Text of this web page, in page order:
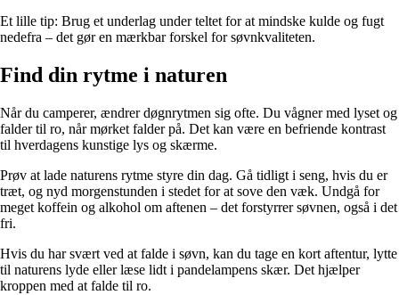
Et lille tip: Brug et underlag under teltet for at mindske kulde og fugt
nedefra – det gør en mærkbar forskel for søvnkvaliteten.
Find din rytme i naturen
Når du camperer, ændrer døgnrytmen sig ofte. Du vågner med lyset og
falder til ro, når mørket falder på. Det kan være en befriende kontrast
til hverdagens kunstige lys og skærme.
Prøv at lade naturens rytme styre din dag. Gå tidligt i seng, hvis du er
træt, og nyd morgenstunden i stedet for at sove den væk. Undgå for
meget koffein og alkohol om aftenen – det forstyrrer søvnen, også i det
fri.
Hvis du har svært ved at falde i søvn, kan du tage en kort aftentur, lytte
til naturens lyde eller læse lidt i pandelampens skær. Det hjælper
kroppen med at falde til ro.